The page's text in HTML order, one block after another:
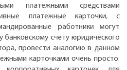
платежными средствами
платежные карточки, с
работники могут
банковскому счету юридического
провести аналогию в данном
карточками очень просто.